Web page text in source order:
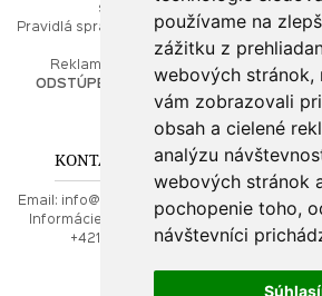
používame na
zážitku z
webových stránok,
vám zobrazovali
obsah a cielené
analýzu
webových stránok
pochopenie toho,
návštevníci
stránok
Pravidlá spracúvania osobných
Reklamačný poriadok
ODSTÚPENIE OD ZMLUVY
KONTAKT NA NÁS
Email:
info@najkrajsiesperky.sk
Informácie:
+421917 881556,
+421556224323